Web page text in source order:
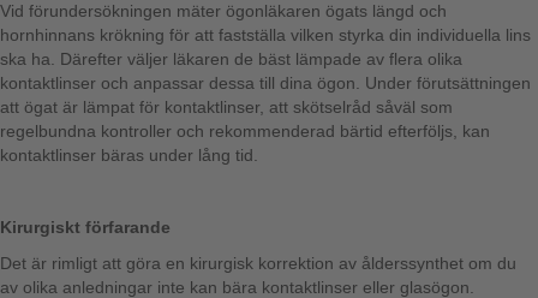
Vid förundersökningen mäter ögonläkaren ögats längd och
hornhinnans krökning för att fastställa vilken styrka din individuella lins
ska ha. Därefter väljer läkaren de bäst lämpade av flera olika
kontaktlinser och anpassar dessa till dina ögon. Under förutsättningen
att ögat är lämpat för kontaktlinser, att skötselråd såväl som
regelbundna kontroller och rekommenderad bärtid efterföljs, kan
kontaktlinser bäras under lång tid.
Kirurgiskt förfarande
Det är rimligt att göra en kirurgisk korrektion av ålderssynthet om du
av olika anledningar inte kan bära kontaktlinser eller glasögon.